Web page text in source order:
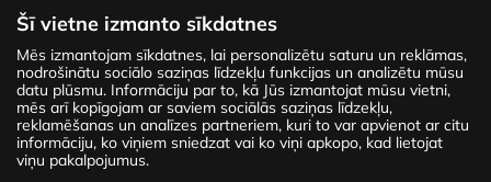
Šī vietne izmanto sīkdatnes
Mēs izmantojam sīkdatnes, lai personalizētu saturu un reklāmas,
nodrošinātu sociālo saziņas līdzekļu funkcijas un analizētu mūsu
datu plūsmu. Informāciju par to, kā Jūs izmantojat mūsu vietni,
mēs arī kopīgojam ar saviem sociālās saziņas līdzekļu,
reklamēšanas un analīzes partneriem, kuri to var apvienot ar citu
informāciju, ko viņiem sniedzat vai ko viņi apkopo, kad lietojat
viņu pakalpojumus.
Jaunais projekts CENTRUS piedāvā 142
ekskluzīvus un ērtus dzīvokļus Rīgas centrā –
no mājīgiem 24 m² līdz plašiem 210 m²
premium dzīvokļiem. Izvēlies savu mājvietu un
esi dzīves centrā!